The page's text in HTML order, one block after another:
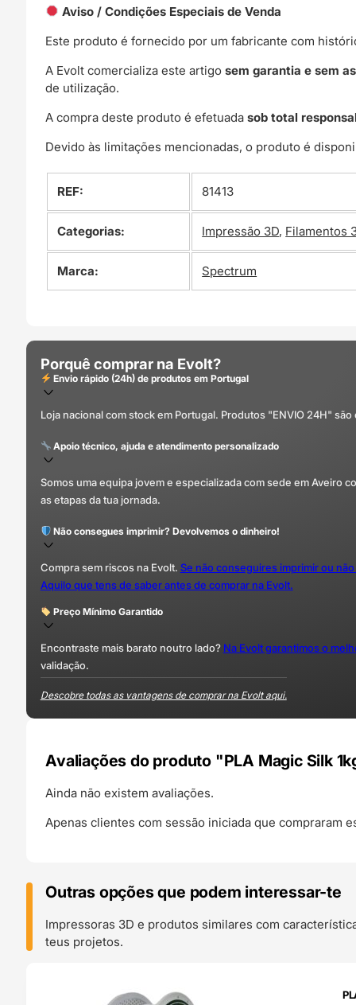
Aviso / Condições Especiais de Venda
Este produto é fornecido por um fabricante com
A Evolt comercializa este artigosem garantia e sem
de utilização.
A compra deste produto é efetuadasob total
Devido às limitações mencionadas, o produto é
REF: 81413
Categorias: Impressão 3D, Filamentos
Marca: Spectrum
Porquê comprar na Evolt?
Envio rápido (24h) de produtos em Portugal
Loja nacional com stock em Portugal. Produtos "ENVIO 24H"
Apoio técnico, ajuda e atendimento personalizado
Somos uma equipa jovem e especializada com sede em Aveiro
as etapas da tua jornada.
Não consegues imprimir? Devolvemos o dinheiro!
Compra sem riscos na Evolt. Se não conseguires imprimir ou
Aquilo que tens de saber antes de comprar na Evolt.
Preço Mínimo Garantido
Encontraste mais barato noutro lado? Na Evolt garantimos o
validação.
Descobre todas as vantagens de comprar na Evolt aqui.
Avaliações do produto "PLA Magic Silk
Ainda não existem avaliações.
Apenas clientes com sessão iniciada que compraram
Outras opções que podem interessar-te
Impressoras 3D e produtos similares com
teus projetos.